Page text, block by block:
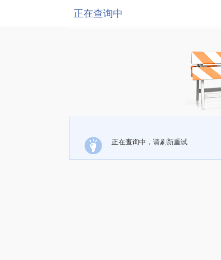
正在查询中
正在查询中，请刷新重试